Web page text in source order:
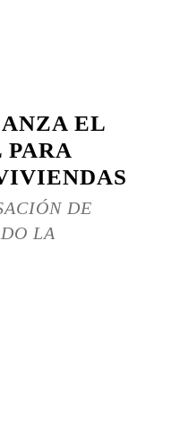
EL
PARA
DE
LA